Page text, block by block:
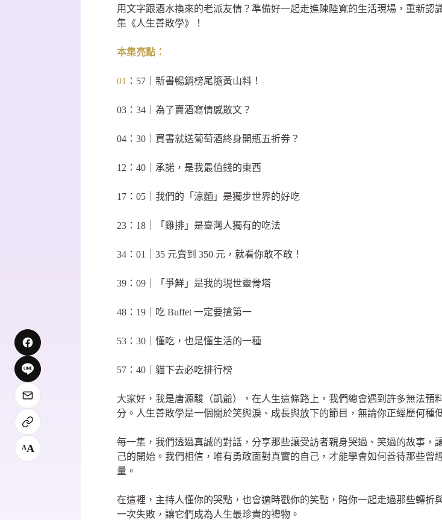
用文字跟酒水換來的老派友情？準備好一起走進陳陸寬的生活現場，重新
集《人生善敗學》！
本集亮點：
01 ：57｜新書暢銷榜尾隨黃山料！
03：34｜為了賣酒寫情感散文？
04：30｜買書就送葡萄酒終身開瓶五折券？
12：40｜承諾，是我最值錢的東西
17：05｜我們的「涼麵」是獨步世界的好吃
23：18｜「雞排」是臺灣人獨有的吃法
34：01｜35 元賣到 350 元，就看你敢不敢！
39：09｜「爭鮮」是我的現世靈骨塔
48：19｜吃 Buffet 一定要搶第一
53：30｜懂吃，也是懂生活的一種
57：40｜貓下去必吃排行榜
大家好，我是唐源駿（凱爺），在人生這條路上，我們總會遇到許多無法
分。人生善敗學是一個關於笑與淚、成長與放下的節目，無論你正經歷何種
每一集，我們透過真誠的對話，分享那些讓受訪者親身哭過、笑過的故事，
己的開始。我們相信，唯有勇敢面對真實的自己，才能學會如何善待那些
量。
在這裡，主持人懂你的哭點，也會適時戳你的笑點，陪你一起走過那些轉
一次失敗，讓它們成為人生最珍貴的禮物。
AA